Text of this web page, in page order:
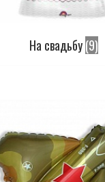
На свадьбу(9)